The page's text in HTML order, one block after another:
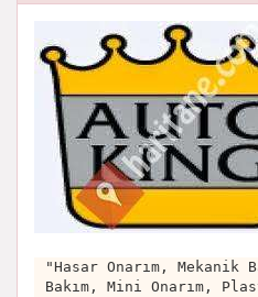
"Hasar Onarım, Mekanik
Bakım, Mini Onarım,